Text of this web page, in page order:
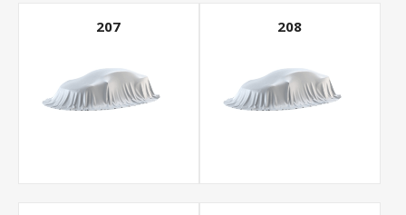
207 208